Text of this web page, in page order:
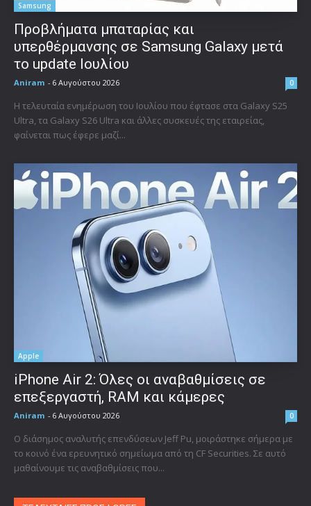
Samsung
Προβλήματα μπαταρίας και
υπερθέρμανσης σε Samsung Galaxy μετά
το update Ιουλίου
Aniram - 6 Αυγούστου 2026 0
Η τελευταία ενημέρωση του Ιουλίου που έφτασε στα Galaxy S25
Ultra, τα Galaxy S26 Ultra και άλλες συσκευές της εταιρείας,
φαίνεται πως έφερε μαζί...
Apple
iPhone Air 2: Όλες οι αναβαθμίσεις σε
επεξεργαστή, RAM και κάμερες
Aniram - 6 Αυγούστου 2026 0
Ο διάσημος αναλυτής επενδύσεων Jeff Pu, μοιράστηκε σήμερα με
το κοινό ένα ερευνητικό σημείωμα από τη CF Securities. Σε αυτό
μαθαίνουμε τις αναβαθμίσεις που...